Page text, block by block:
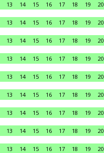
13 14 15 16 17 18 19 20
13 14 15 16 17 18 19 20
13 14 15 16 17 18 19 20
13 14 15 16 17 18 19 20
13 14 15 16 17 18 19 20
13 14 15 16 17 18 19 20
13 14 15 16 17 18 19 20
13 14 15 16 17 18 19 20
13 14 15 16 17 18 19 20